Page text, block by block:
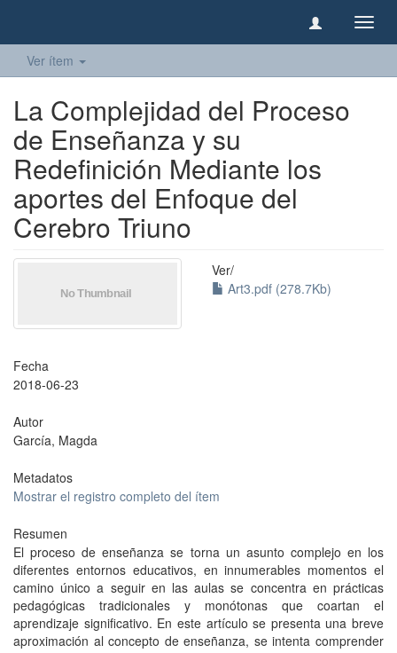
Ver ítem
La Complejidad del Proceso
de Enseñanza y su
Redefinición Mediante los
aportes del Enfoque del
Cerebro Triuno
Ver/
Art3.pdf (278.7Kb)
Fecha
2018-06-23
Autor
García, Magda
Metadatos
Mostrar el registro completo del ítem
Resumen
El proceso de enseñanza se torna un asunto complejo en los
diferentes entornos educativos, en innumerables momentos el
camino único a seguir en las aulas se concentra en prácticas
pedagógicas tradicionales y monótonas que coartan el
aprendizaje significativo. En este artículo se presenta una breve
aproximación al concepto de enseñanza, se intenta comprender